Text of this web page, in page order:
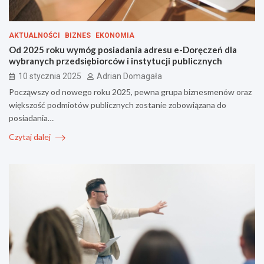
AKTUALNOŚCI BIZNES EKONOMIA
Od 2025 roku wymóg posiadania adresu e-Doręczeń dla
wybranych przedsiębiorców i instytucji publicznych
10 stycznia 2025 Adrian Domagała
Począwszy od nowego roku 2025, pewna grupa biznesmenów oraz
większość podmiotów publicznych zostanie zobowiązana do
posiadania…
Czytaj dalej